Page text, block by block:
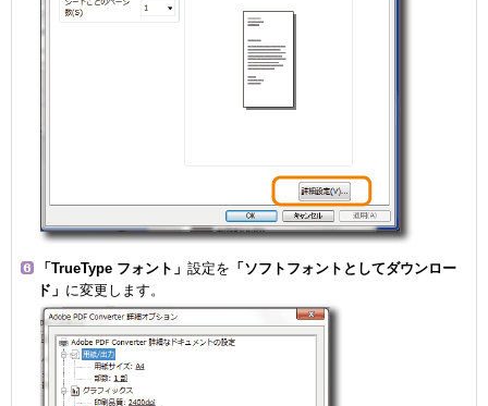
「TrueType フォント」 設定を 「ソフトフォントとしてダウンロー
ド」 に変更します。